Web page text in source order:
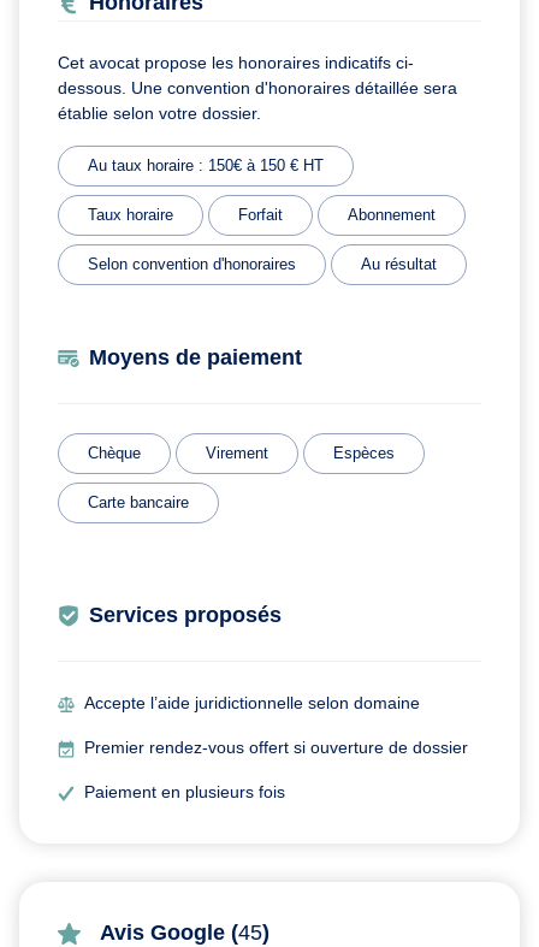
Cet avocat propose les honoraires indicatifs ci-
dessous. Une convention d'honoraires détaillée sera
établie selon votre dossier.
Au taux horaire : 150€ à 150 € HT
Taux horaire Forfait Abonnement
Selon convention d'honoraires Au résultat
Moyens de paiement
Chèque Virement Espèces
Carte bancaire
Services proposés
Accepte l’aide juridictionnelle selon domaine
Premier rendez-vous offert si ouverture de dossier
Paiement en plusieurs fois
Avis Google (45)